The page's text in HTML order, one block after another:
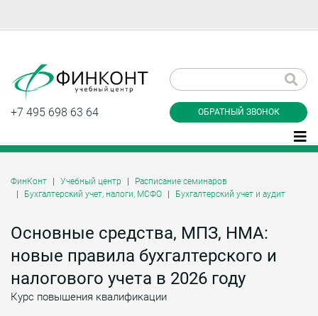
+7 495 698 63 64 ОБРАТНЫЙ ЗВОНОК
ФинКонт Учебный центр
Расписание семинаров
Бухгалтерский учет, налоги, МСФО
Бухгалтерский учет и аудит
Основные средства, МПЗ, НМА:
новые правила бухгалтерского и
налогового учета в 2026 году
Курс повышения квалификации
звонок
Даю согласие на обработку персональных
Заказать